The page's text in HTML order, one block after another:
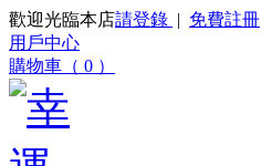
歡迎光臨本店請登錄 | 免費註冊
用戶中心
購物車（ 0 ）